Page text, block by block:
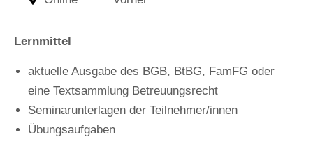
Lernmittel
aktuelle Ausgabe des BGB, BtBG, FamFG oder
eine Textsammlung Betreuungsrecht
Seminarunterlagen der Teilnehmer/innen
Übungsaufgaben